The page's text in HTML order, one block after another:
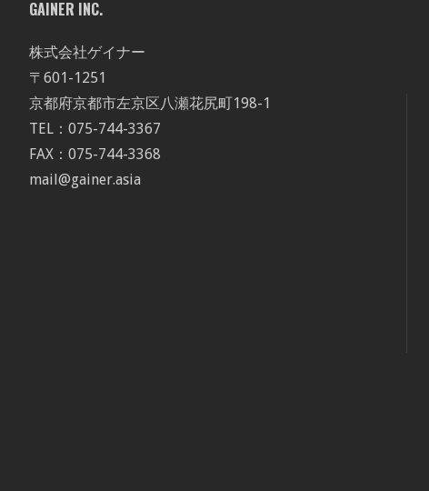
GAINER INC.
株式会社ゲイナー
〒601-1251
京都府京都市左京区八瀬花尻町198-1
TEL：075-744-3367
FAX：075-744-3368
mail@gainer.asia